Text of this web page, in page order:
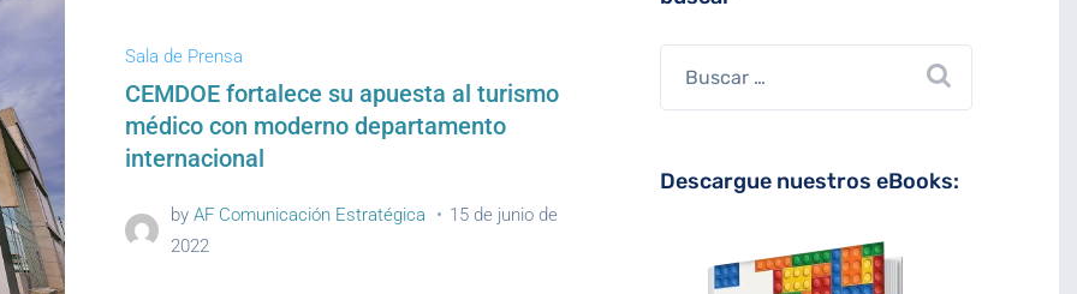
Sala de Prensa
CEMDOE fortalece su apuesta al turismo
médico con moderno departamento
internacional
by AF Comunicación Estratégica
15 de junio de
2022
Descargue nuestros eBooks: